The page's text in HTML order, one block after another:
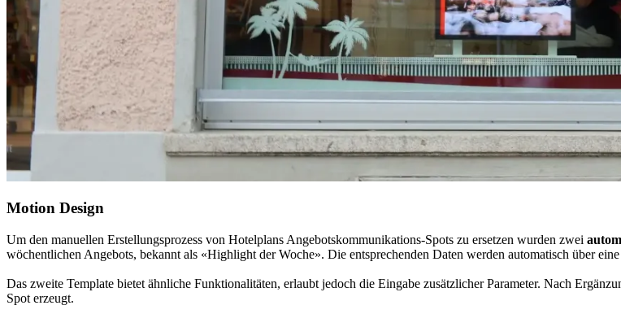
Motion Design
Um den manuellen Erstellungsprozess von Hotelplans Angebotskommunikations-Spots zu ersetzen wurden zwei
wöchentlichen Angebots, bekannt als «Highlight der Woche». Die entsprechenden Daten werden automatisch über
Das zweite Template bietet ähnliche Funktionalitäten, erlaubt jedoch die Eingabe zusätzlicher Parameter. Nach
Spot erzeugt.